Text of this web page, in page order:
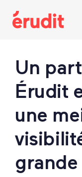
links
Un
Érudit
une
grande
Post
navigation